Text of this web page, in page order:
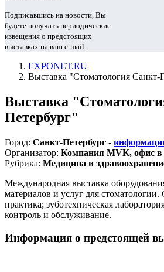
Подписавшись на новости, Вы
будете получать периодические
извещения о предстоящих
выставках на ваш e-mail.
EXPONET.RU
Выставка "Стоматология Санкт-
Выставка
Петербург"
Город: Санкт-Петербург -
Организатор: Компания MVK, офис в
Рубрика: Медицина и
Международная выставка
материалов и услуг для стоматологии.
практика; зуботехническая
контроль и обслуживание.
Информация о предстоящей